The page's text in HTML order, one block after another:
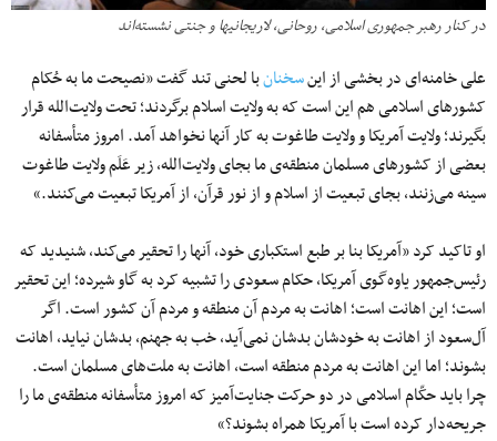
در کنار رهبر جمهوری اسلامی، روحانی، لاریجانی‎ها و جنتی نشسته‌اند
علی خامنه‌ای در بخشی از اینسخنانبا لحنی تند گفت «نصیحت ما به حُکام
کشورهای اسلامی هم این است که به ولایت اسلام برگردند؛ تحت ولایت‌الله قرار
بگیرند؛ ولایت آمریکا و ولایت طاغوت به کار آنها نخواهد آمد. امروز متأسفانه
بعضی از کشورهای مسلمان منطقه‌ی ما بجای ولایت‌‌الله، زیر عَلَم ولایت طاغوت
سینه می‌زنند، بجای تبعیت از اسلام و از نور قرآن، از آمریکا تبعیت می‌کنند.»
او تاکید کرد «آمریکا بنا بر طبع استکباری خود، آنها را تحقیر می‌کند، شنیدید که
رئیس‌جمهور یاوه‌گوی آمریکا، حکام سعودی را تشبیه کرد به گاو شیرده؛ این تحقیر
است؛ این اهانت است؛ اهانت به مردم آن منطقه و مردم آن کشور است. اگر
آل‌سعود از اهانت به خودشان بدشان نمی‌آید، خب به جهنم، بدشان نیاید، اهانت
بشوند؛ اما این اهانت به مردم منطقه است، اهانت به ملت‌های مسلمان است.
چرا باید حکّام اسلامی در دو حرکت جنایت‌آمیز که امروز متأسفانه منطقه‌ی ما را
جریحه‌دار کرده است با آمریکا همراه بشوند؟»